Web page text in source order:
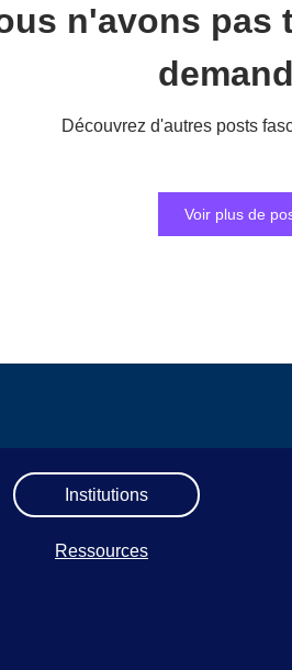
n'avons pas
Découvrez d'autres posts
Voir plus de
Institutions
Ressources